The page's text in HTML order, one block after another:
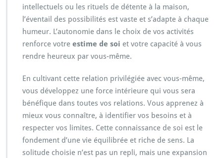
intellectuels ou les rituels de détente à la maison,
l’éventail des possibilités est vaste et s’adapte à chaque
humeur. L’autonomie dans le choix de vos activités
renforce votre estime de soi et votre capacité à vous
rendre heureux par vous-même.
En cultivant cette relation privilégiée avec vous-même,
vous développez une force intérieure qui vous sera
bénéfique dans toutes vos relations. Vous apprenez à
mieux vous connaître, à identifier vos besoins et à
respecter vos limites. Cette connaissance de soi est le
fondement d’une vie équilibrée et riche de sens. La
solitude choisie n’est pas un repli, mais une expansion